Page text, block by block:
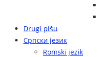
Drugi pišu
Српски језик
Romski jezik